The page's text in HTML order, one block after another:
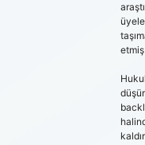
etmiş